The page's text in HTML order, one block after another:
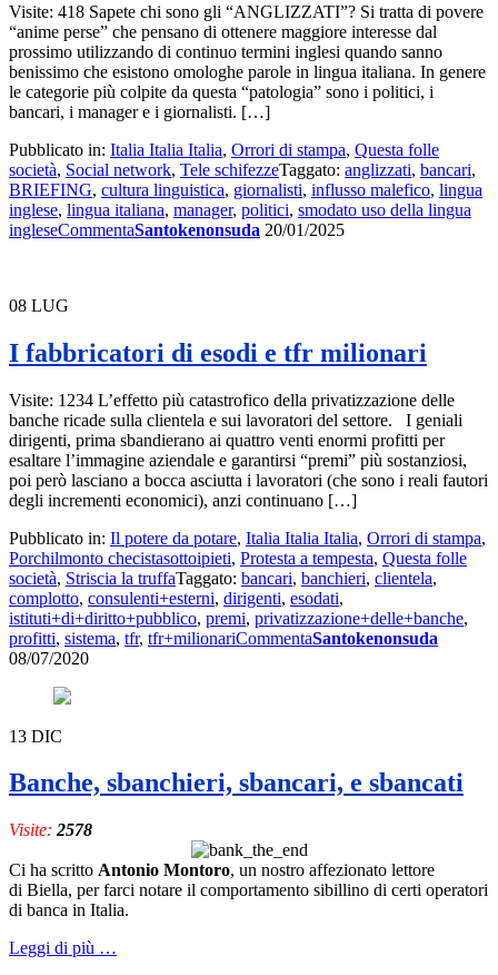
Visite: 418 Sapete chi sono gli “ANGLIZZATI”? Si tratta di povere
“anime perse” che pensano di ottenere maggiore interesse dal
prossimo utilizzando di continuo termini inglesi quando sanno
benissimo che esistono omologhe parole in lingua italiana. In genere
le categorie più colpite da questa “patologia” sono i politici, i
bancari, i manager e i giornalisti. […]
Pubblicato in: Italia Italia Italia, Orrori di stampa, Questa folle
società, Social network, Tele schifezzeTaggato: anglizzati, bancari,
BRIEFING, cultura linguistica, giornalisti, influsso malefico, lingua
inglese, lingua italiana, manager, politici, smodato uso della lingua
ingleseCommentaSantokenonsuda 20/01/2025
08 LUG
I fabbricatori di esodi e tfr milionari
Visite: 1234 L’effetto più catastrofico della privatizzazione delle
banche ricade sulla clientela e sui lavoratori del settore. I geniali
dirigenti, prima sbandierano ai quattro venti enormi profitti per
esaltare l’immagine aziendale e garantirsi “premi” più sostanziosi,
poi però lasciano a bocca asciutta i lavoratori (che sono i reali fautori
degli incrementi economici), anzi continuano […]
Pubblicato in: Il potere da potare, Italia Italia Italia, Orrori di stampa,
Porchilmonto checistasottoipieti, Protesta a tempesta, Questa folle
società, Striscia la truffaTaggato: bancari, banchieri, clientela,
complotto, consulenti+esterni, dirigenti, esodati,
istituti+di+diritto+pubblico, premi, privatizzazione+delle+banche,
profitti, sistema, tfr, tfr+milionariCommentaSantokenonsuda
08/07/2020
13 DIC
Banche, sbanchieri, sbancari, e sbancati
Visite: 2578
Ci ha scritto Antonio Montoro, un nostro affezionato lettore
di Biella, per farci notare il comportamento sibillino di certi operatori
di banca in Italia.
Leggi di più …